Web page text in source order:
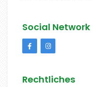
Social Network
Rechtliches